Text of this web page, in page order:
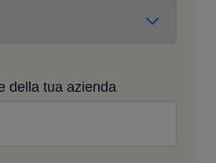
della tua azienda